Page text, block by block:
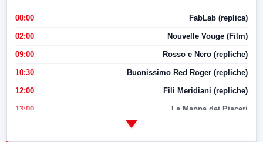
00:00 FabLab (replica)
02:00 Nouvelle Vouge (Film)
09:00 Rosso e Nero (repliche)
10:30 Buonissimo Red Roger (repliche)
12:00 Fili Meridiani (repliche)
13:00 La Mappa dei Piaceri